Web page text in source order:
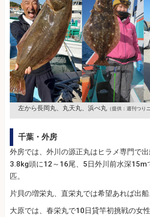
左から長岡丸、丸天丸、浜べ丸 （提供：週刊つり
千葉・外房
外房では、外川の源正丸はヒラメ専門で
3.8kg頭に12～16尾、5日外川前水深
匹。
片貝の増栄丸、直栄丸では希望あれば出船
大原では、春栄丸で10日貸竿初挑戦の女